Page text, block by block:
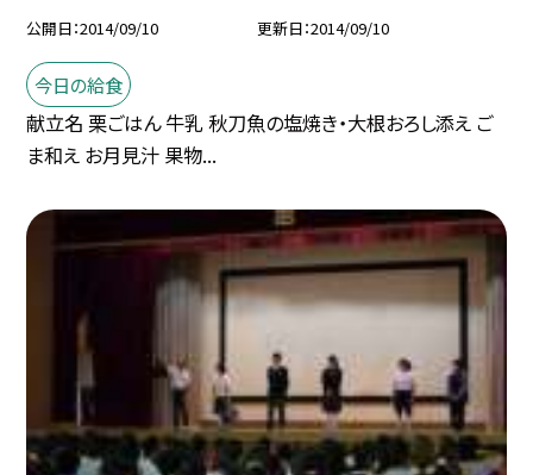
公開日 2014/09/10 更新日 2014/09/10
今日の給食
献立名 栗ごはん 牛乳 秋刀魚の塩焼き・大根おろし添え ご
ま和え お月見汁 果物...